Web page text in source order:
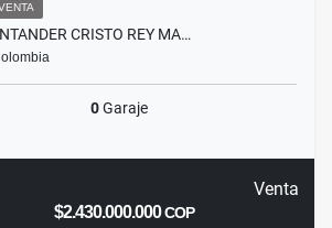
CRISTO REY MA…
0Garaje
Venta
$2.430.000.000COP